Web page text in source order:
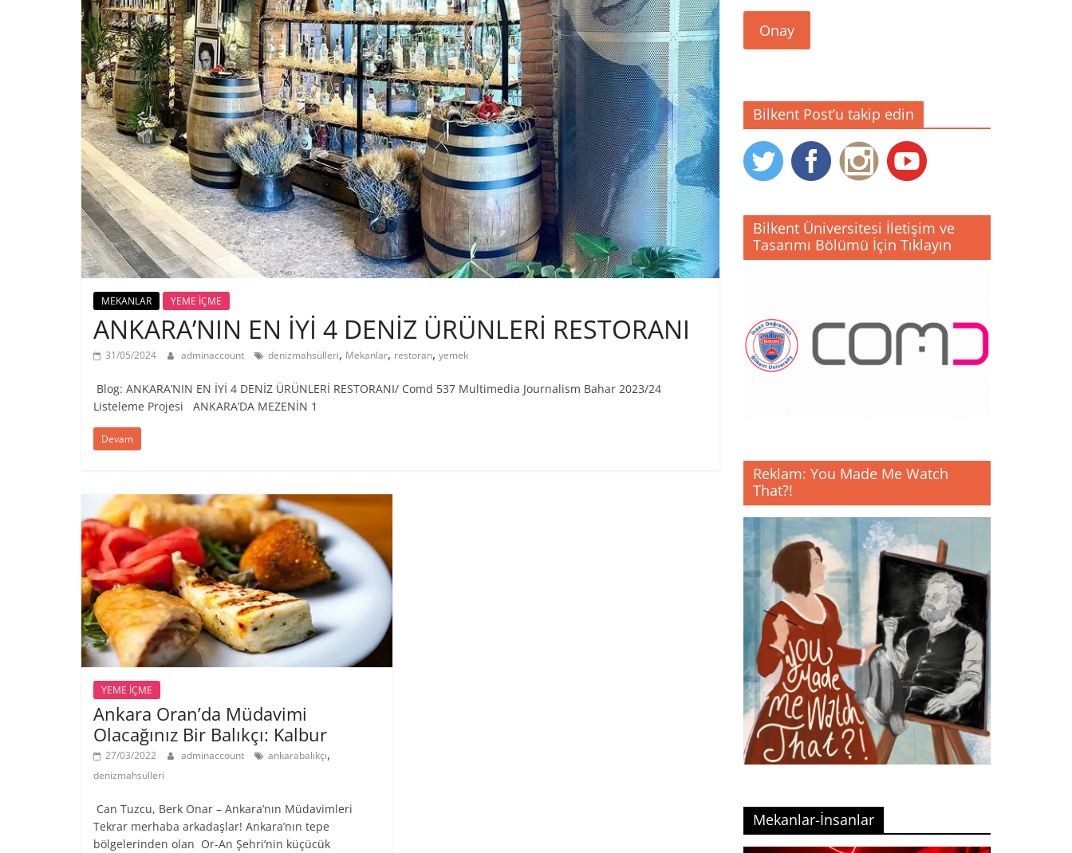
MEKANLAR YEME İÇME
ANKARA’NIN EN İYİ 4 DENİZ ÜRÜNLERİ RESTORANI
31/05/2024 adminaccount denizmahsülleri, Mekanlar, restoran, yemek
Blog: ANKARA’NIN EN İYİ 4 DENİZ ÜRÜNLERİ RESTORANI/ Comd 537 Multimedia Journalism Bahar 2023/24
Listeleme Projesi ANKARA’DA MEZENİN 1
Devam
YEME İÇME
Ankara Oran’da Müdavimi
Olacağınız Bir Balıkçı: Kalbur
27/03/2022 adminaccount ankarabalıkçı,
denizmahsülleri
Can Tuzcu, Berk Onar – Ankara’nın Müdavimleri
Tekrar merhaba arkadaşlar! Ankara’nın tepe
bölgelerinden olan Or-An Şehri’nin küçücük
Onay
Bilkent Post’u takip edin
Bilkent Üniversitesi İletişim ve
Tasarımı Bölümü İçin Tıklayın
Reklam: You Made Me Watch
That?!
Mekanlar-İnsanlar